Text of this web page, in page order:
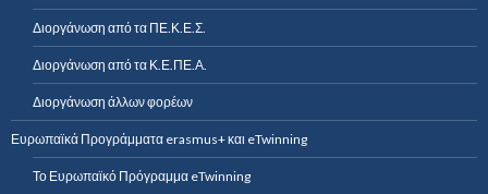
Διοργάνωση από τα ΠΕ.Κ.Ε.Σ.
Διοργάνωση από τα Κ.Ε.ΠΕ.Α.
Διοργάνωση άλλων φορέων
Ευρωπαϊκά Προγράμματα erasmus+ και eTwinning
Το Ευρωπαϊκό Πρόγραμμα eTwinning